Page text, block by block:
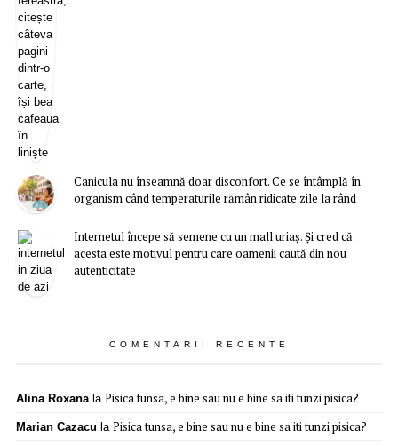
Canicula nu înseamnă doar disconfort. Ce se întâmplă în
organism când temperaturile rămân ridicate zile la rând
Internetul începe să semene cu un mall uriaș. Și cred că
acesta este motivul pentru care oamenii caută din nou
autenticitate
COMENTARII RECENTE
Alina Roxanala Pisica tunsa, e bine sau nu e bine sa iti tunzi pisica?
Marian Cazacu la Pisica tunsa, e bine sau nu e bine sa iti tunzi pisica?